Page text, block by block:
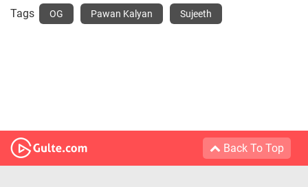
Tags OG Pawan Kalyan Sujeeth
Back To Top